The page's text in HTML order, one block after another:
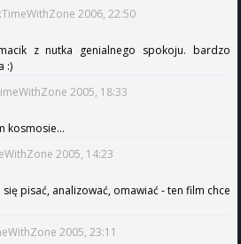
2006, 22:50
z nutka genialnego spokoju. bardzo
:)
2005, 18:33
kosmosie...
2005, 14:23
pisać, analizować, omawiać - ten film chce
2005, 23:11